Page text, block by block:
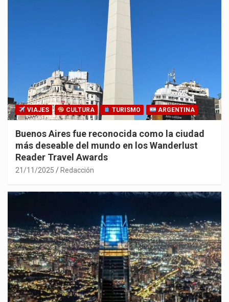
VIAJES CULTURA TURISMO ARGENTINA
Buenos Aires fue reconocida como la ciudad
más deseable del mundo en los Wanderlust
Reader Travel Awards
21/11/2025 Redacción